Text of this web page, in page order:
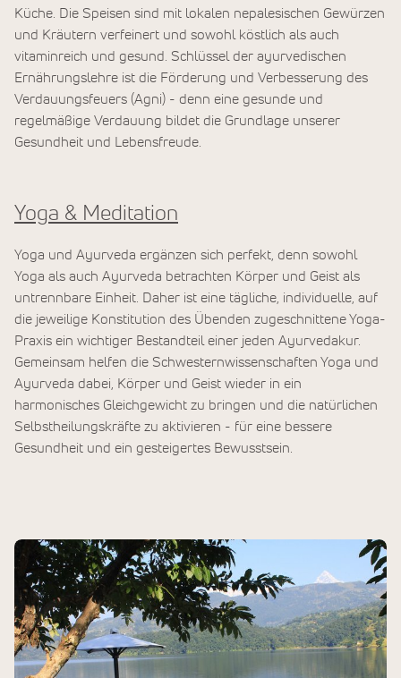
Küche. Die Speisen sind mit lokalen nepalesischen Gewürzen
und Kräutern verfeinert und sowohl köstlich als auch
vitaminreich und gesund. Schlüssel der ayurvedischen
Ernährungslehre ist die Förderung und Verbesserung des
Verdauungsfeuers (Agni) - denn eine gesunde und
regelmäßige Verdauung bildet die Grundlage unserer
Gesundheit und Lebensfreude.
Yoga & Meditation
Yoga und Ayurveda ergänzen sich perfekt, denn sowohl
Yoga als auch Ayurveda betrachten Körper und Geist als
untrennbare Einheit. Daher ist eine tägliche, individuelle, auf
die jeweilige Konstitution des Übenden zugeschnittene Yoga-
Praxis ein wichtiger Bestandteil einer jeden Ayurvedakur.
Gemeinsam helfen die Schwesternwissenschaften Yoga und
Ayurveda dabei, Körper und Geist wieder in ein
harmonisches Gleichgewicht zu bringen und die natürlichen
Selbstheilungskräfte zu aktivieren - für eine bessere
Gesundheit und ein gesteigertes Bewusstsein.